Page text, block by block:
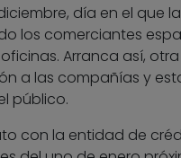
día en el que
los comerciantes
Arranca así,
a las compañías y
público.
con la entidad de